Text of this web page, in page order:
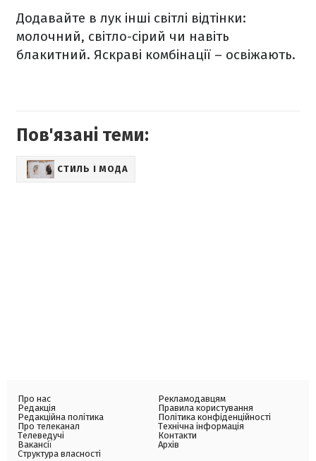
Додавайте в лук інші світлі відтінки:
молочний, світло-сірий чи навіть
блакитний. Яскраві комбінації – освіжають.
Пов'язані теми:
СТИЛЬ І МОДА
Про нас
Редакція
Редакційна політика
Про телеканал
Телеведучі
Вакансії
Структура власності
Рекламодавцям
Правила користування
Політика конфіденційності
Технічна інформація
Контакти
Архів